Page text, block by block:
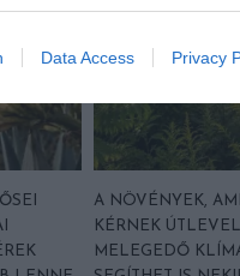
Data Access Privacy
A NÖVÉNYEK,
KÉRNEK
MELEGEDŐ